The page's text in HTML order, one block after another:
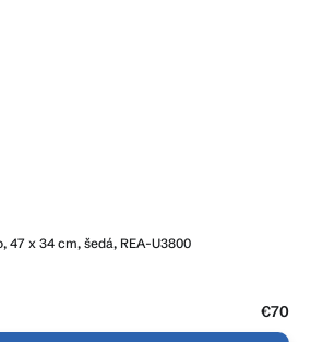
47 x 34 cm, šedá, REA-U3800
€70